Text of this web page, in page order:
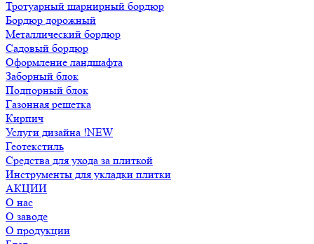
Тротуарный шарнирный бордюр
Бордюр дорожный
Металлический бордюр
Садовый бордюр
Оформление ландшафта
Заборный блок
Подпорный блок
Газонная решетка
Кирпич
Услуги дизайна !NEW
Геотекстиль
Средства для ухода за плиткой
Инструменты для укладки плитки
АКЦИИ
О нас
О заводе
О продукции